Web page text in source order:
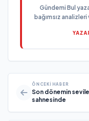
Gündemi Bul
bağımsız
ÖNCEKI HABER
Son dönemin
sahnesinde